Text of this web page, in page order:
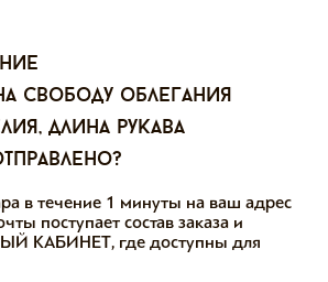
свободу облегания
длина рукава
в течение 1 минуты на ваш адрес
поступает состав заказа и
КАБИНЕТ, где доступны для